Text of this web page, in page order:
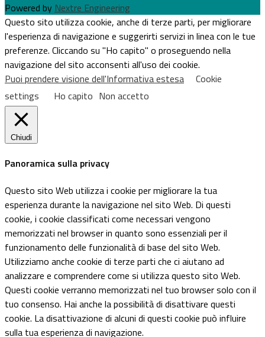
Powered by Nextre Engineering
Questo sito utilizza cookie, anche di terze parti, per migliorare
l'esperienza di navigazione e suggerirti servizi in linea con le tue
preferenze. Cliccando su "Ho capito" o proseguendo nella
navigazione del sito acconsenti all'uso dei cookie.
Puoi prendere visione dell'Informativa estesa
Cookie
settings
Ho capito Non accetto
Chiudi
Panoramica sulla privacy
Questo sito Web utilizza i cookie per migliorare la tua
esperienza durante la navigazione nel sito Web. Di questi
cookie, i cookie classificati come necessari vengono
memorizzati nel browser in quanto sono essenziali per il
funzionamento delle funzionalità di base del sito Web.
Utilizziamo anche cookie di terze parti che ci aiutano ad
analizzare e comprendere come si utilizza questo sito Web.
Questi cookie verranno memorizzati nel tuo browser solo con il
tuo consenso. Hai anche la possibilità di disattivare questi
cookie. La disattivazione di alcuni di questi cookie può influire
sulla tua esperienza di navigazione.